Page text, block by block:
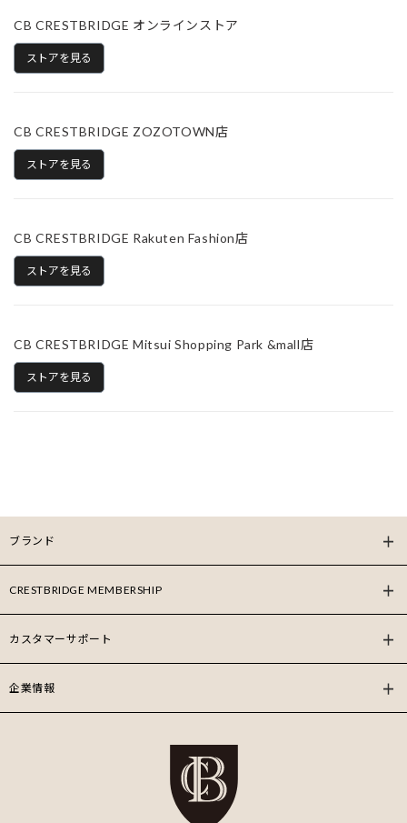
CB CRESTBRIDGE オンラインストア
ストアを見る
CB CRESTBRIDGE ZOZOTOWN店
ストアを見る
CB CRESTBRIDGE Rakuten Fashion店
ストアを見る
CB CRESTBRIDGE Mitsui Shopping Park &mall店
ストアを見る
ブランド
CRESTBRIDGE MEMBERSHIP
カスタマーサポート
企業情報